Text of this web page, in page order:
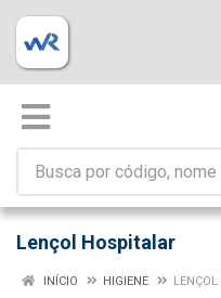
Lençol Hospitalar
INÍCIO HIGIENE